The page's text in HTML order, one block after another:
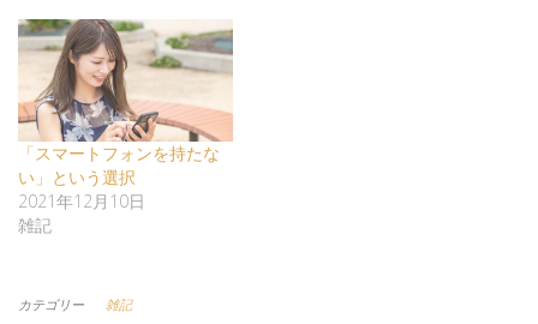
「スマートフォンを持たな
い」という選択
2021年12月10日
雑記
カテゴリー 雑記